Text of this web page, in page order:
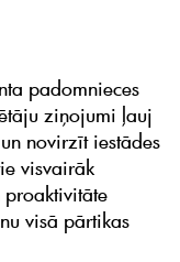
padomnieces
ziņojumi ļauj
novirzīt iestādes
visvairāk
visā pārtikas